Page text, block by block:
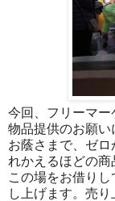
今回、フリーマー
物品提供のお願い
お蔭さまで、ゼ
れかえるほどの商
この場をお借り
し上げます。売